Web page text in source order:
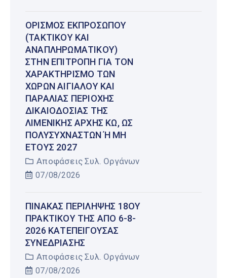
ΟΡΙΣΜΌΣ ΕΚΠΡΟΣΏΠΟΥ
(ΤΑΚΤΙΚΟΎ ΚΑΙ
ΑΝΑΠΛΗΡΩΜΑΤΙΚΟΎ)
ΣΤΗΝ ΕΠΙΤΡΟΠΉ ΓΙΑ ΤΟΝ
ΧΑΡΑΚΤΗΡΙΣΜΌ ΤΩΝ
ΧΏΡΩΝ ΑΙΓΙΑΛΟΎ ΚΑΙ
ΠΑΡΑΛΊΑΣ ΠΕΡΙΟΧΉΣ
ΔΙΚΑΙΟΔΟΣΊΑΣ ΤΗΣ
ΛΙΜΕΝΙΚΉΣ ΑΡΧΉΣ ΚΩ, ΩΣ
ΠΟΛΥΣΎΧΝΑΣΤΩΝ Ή ΜΗ Έ
ΤΟΥΣ 2027
Αποφάσεις Συλ. Οργάνων
07/08/2026
ΠΊΝΑΚΑΣ ΠΕΡΊΛΗΨΗΣ 18ΟΥ
ΠΡΑΚΤΙΚΟΎ ΤΗΣ ΑΠΌ 6-8-
2026 ΚΑΤΕΠΕΊΓΟΥΣΑΣ
ΣΥΝΕΔΡΊΑΣΗΣ
Αποφάσεις Συλ. Οργάνων
07/08/2026